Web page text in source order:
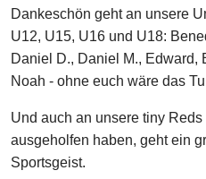
Dankeschön geht an unsere
U12, U15, U16 und U18:
Daniel D., Daniel M., Edward,
Noah - ohne euch wäre das
Und auch an unsere tiny
ausgeholfen haben, geht ein
Sportsgeist.